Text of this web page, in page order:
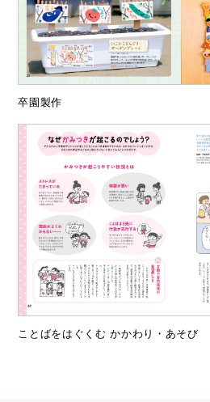
卒園製作
ことばをはぐくむ かかわり・あそび